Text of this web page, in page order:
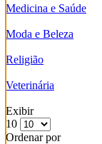
Medicina e Saúde
Moda e Beleza
Religião
Veterinária
Exibir
10
Ordenar por